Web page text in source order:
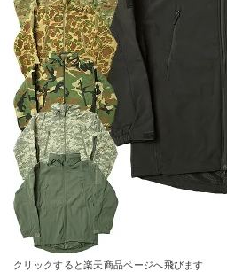
クリックすると楽天商品ページへ飛びます